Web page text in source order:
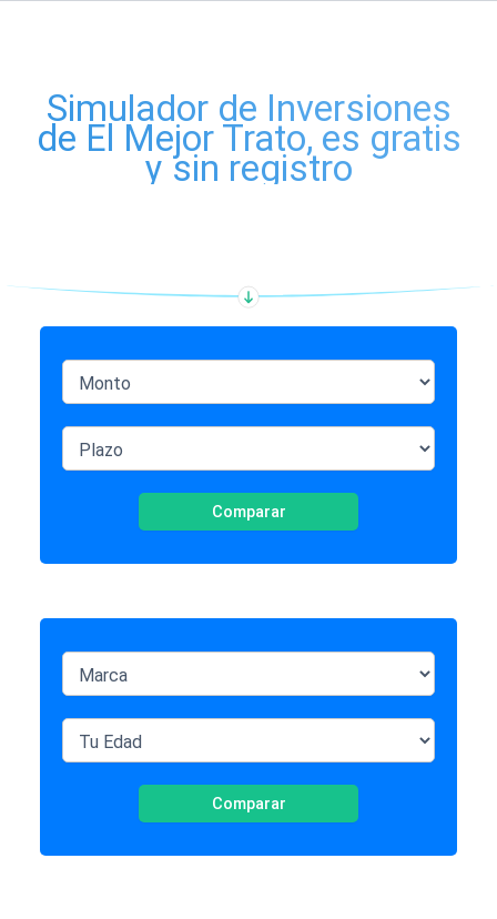
Simulador de Inversiones
de El Mejor Trato, es gratis
y sin registro
Comparar
Comparar